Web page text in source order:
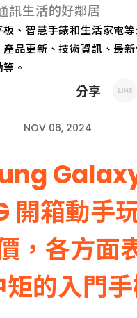
生活的好鄰居
、智慧手錶和生活家電等
品更新、技術資訊、最
。
分享
NOV 06, 2024
開箱動手
，各方面
矩的入門